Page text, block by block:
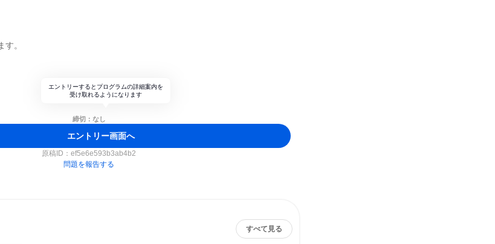
。
エントリーするとプログラムの詳細案内を
受け取れるようになります
締切：なし
エントリー画面へ
原稿ID： ef5e6e593b3ab4b2
問題を報告する
すべて見る